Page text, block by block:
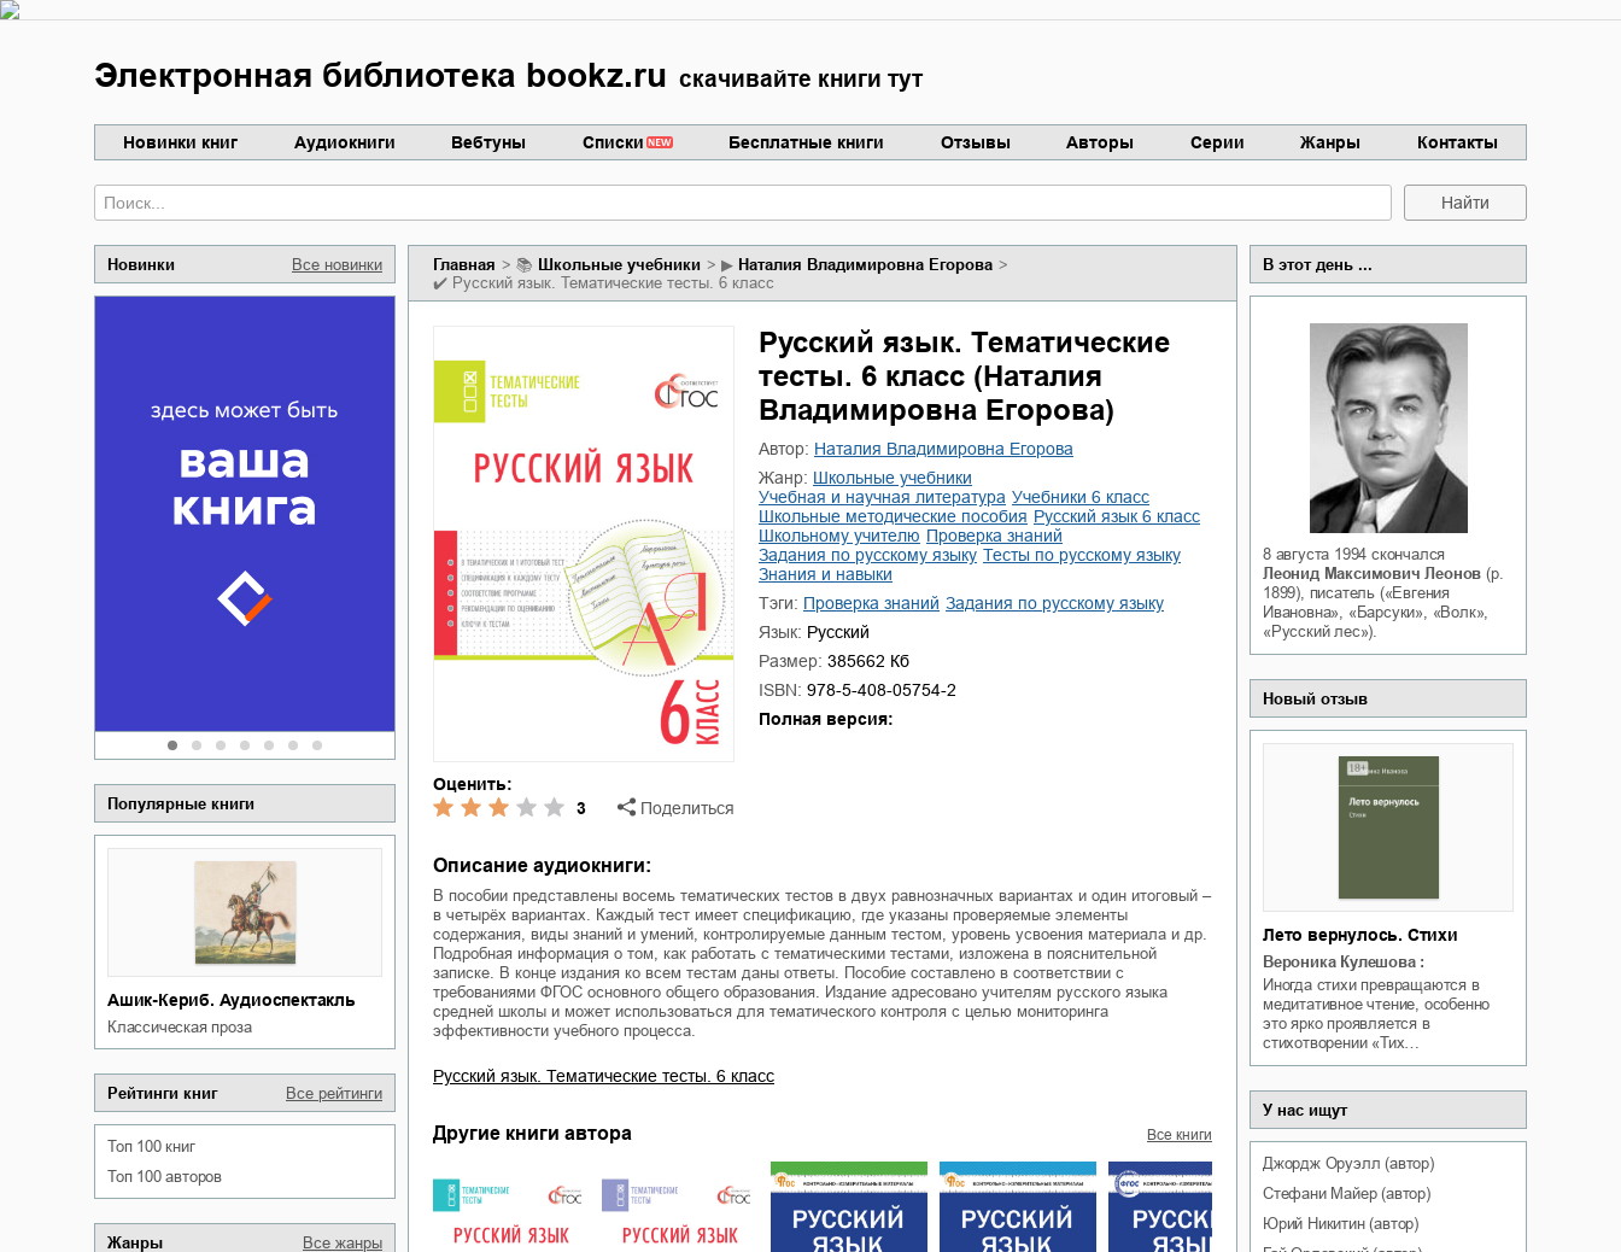
Электронная библиотека bookz.ru скачивайте книги тут
Новинки книг Аудиокниги Вебтуны Списки Бесплатные книги Отзывы Авторы Серии Жанры Контакты
Найти
Новинки Все новинки
Забытая земля Новоросии:
о судьбе Кировоградской
области
Сергей Николаевич Сидоренко
Забытая земля Новоросии:
о судьбе Кировоградской
Сергей Николаевич Сидоренко
Личный интерес
Ольга Вечная
Белая ворона на факультете
Теней
Оксана Гринберга
Популярные книги
Ашик-Кериб. Аудиоспектакль
классическая проза
Рейтинги книг Все рейтинги
Топ 100 книг
Топ 100 авторов
Жанры Все жанры
Главная 📚 школьные учебники ▶ Наталия Владимировна Егорова
✔️ Русский язык. Тематические тесты. 6 класс
Оценить:
3
Поделиться
Русский язык. Тематические
тесты. 6 класс (Наталия
Владимировна Егорова)
Автор:
Наталия Владимировна Егорова
Жанр:
школьные учебники
учебная и научная литература
учебники 6 класс
школьные методические пособия
русский язык 6 класс
школьному учителю
проверка знаний
задания по русскому языку
тесты по русскому языку
знания и навыки
Тэги:
проверка знаний
задания по русскому языку
Язык: Русский
Размер: 385662 Кб
ISBN: 978-5-408-05754-2
Полная версия:
Описание аудиокниги:
В пособии представлены восемь тематических тестов в двух равнозначных вариантах и один итоговый –
в четырёх вариантах. Каждый тест имеет спецификацию, где указаны проверяемые элементы
содержания, виды знаний и умений, контролируемые данным тестом, уровень усвоения материала и др.
Подробная информация о том, как работать с тематическими тестами, изложена в пояснительной
записке. В конце издания ко всем тестам даны ответы. Пособие составлено в соответствии с
требованиями ФГОС основного общего образования. Издание адресовано учителям русского языка
средней школы и может использоваться для тематического контроля с целью мониторинга
эффективности учебного процесса.
Русский язык. Тематические тесты. 6 класс
Другие книги автора Все книги
В этот день ...
8 августа 1994 скончался
Леонид Максимович Леонов (р.
1899), писатель («Евгения
Ивановна», «Барсуки», «Волк»,
«Русский лес»).
Новый отзыв
Лето вернулось. Стихи
Вероника Кулешова :
Иногда стихи превращаются в
медитативное чтение, особенно
это ярко проявляется в
стихотворении «Тих…
У нас ищут
Джордж Оруэлл (автор)
Стефани Майер(автор)
Юрий Никитин(автор)